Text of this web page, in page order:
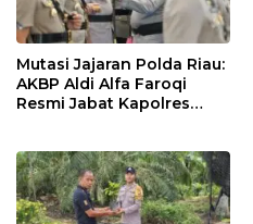
Mutasi Jajaran Polda Riau:
AKBP Aldi Alfa Faroqi
Resmi Jabat Kapolres